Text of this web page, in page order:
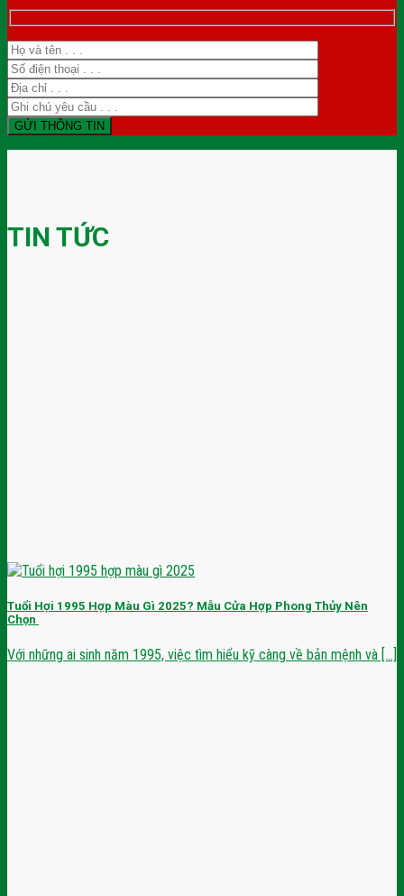
TIN TỨC
Tuổi Hợi 1995 Hợp Màu Gì 2025? Mẫu Cửa Hợp Phong Thủy Nên
Chọn
Với những ai sinh năm 1995, việc tìm hiểu kỹ càng về bản mệnh và [...]